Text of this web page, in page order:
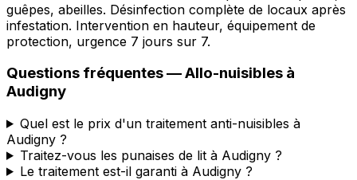
guêpes, abeilles. Désinfection complète de locaux après
infestation. Intervention en hauteur, équipement de
protection, urgence 7 jours sur 7.
Questions fréquentes —Allo-nuisibles à
Audigny
Quel est le prix d'un traitement anti-nuisibles à
Audigny ?
Traitez-vous les punaises de lit à Audigny ?
Le traitement est-il garanti à Audigny ?